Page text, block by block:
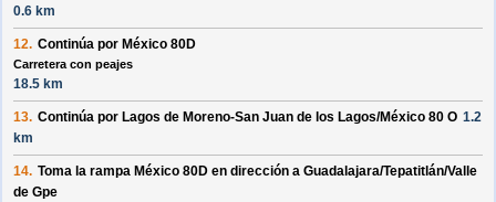
0.6 km
12. Continúa por México 80D
Carretera con peajes
18.5 km
13. Continúa por Lagos de Moreno-San Juan de los Lagos/México 80 O 1.2
km
14. Toma la rampa México 80D en dirección a Guadalajara/Tepatitlán/Valle
de Gpe